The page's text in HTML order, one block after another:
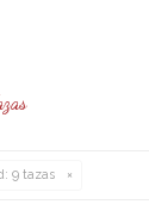
9 tazas